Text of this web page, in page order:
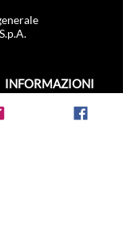
INFORMAZIONI
Spedizioni e resi